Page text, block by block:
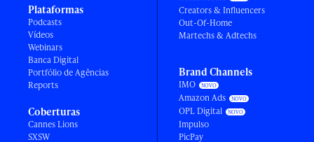
Plataformas
Podcasts
Vídeos
Webinars
Banca Digital
Portfólio de Agências
Reports
Coberturas
Cannes Lions
SXSW
Creators & Influencers
Out-Of-Home
Martechs & Adtechs
Brand Channels
IMO
Amazon Ads
OPL Digital
Impulso
PicPay